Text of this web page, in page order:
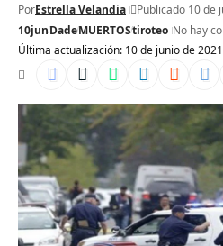
Última actualización: 10 de junio de
PorEstrella Velandia
Publicado 10 de
10junDadeMUERTOStiroteo No hay